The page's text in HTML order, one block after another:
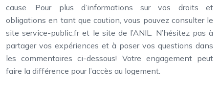
cause. Pour plus d’informations sur vos droits et
obligations en tant que caution, vous pouvez consulter le
site service-public.fr et le site de l’ANIL. N’hésitez pas à
partager vos expériences et à poser vos questions dans
les commentaires ci-dessous! Votre engagement peut
faire la différence pour l’accès au logement.